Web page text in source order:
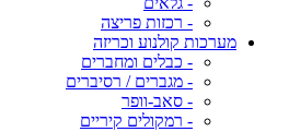
- רכזות פריצה
מערכות קולנוע וכריזה
- כבלים ומחברים
- מגברים / רסיברים
- סאב-וופר
- רמקולים קיריים